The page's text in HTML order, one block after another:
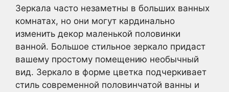
Зеркала часто незаметны в больших ванных
комнатах, но они могут кардинально
изменить декор маленькой половинки
ванной. Большое стильное зеркало придаст
вашему простому помещению необычный
вид. Зеркало в форме цветка подчеркивает
стиль современной половинчатой ванны и